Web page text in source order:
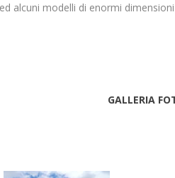
alcuni modelli di enormi
GALLERIA